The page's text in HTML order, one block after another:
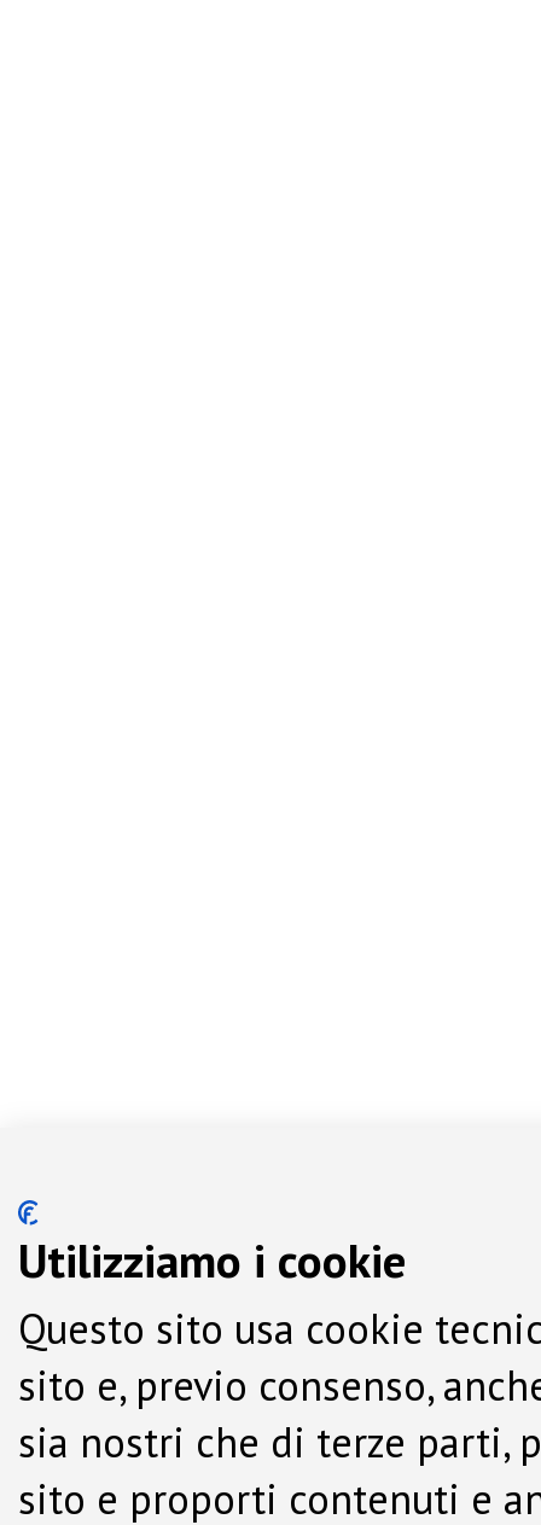
Utilizziamo i cookie
Questo sito usa cookie
sito e, previo consenso,
sia nostri che di terze parti,
sito e proporti contenuti e